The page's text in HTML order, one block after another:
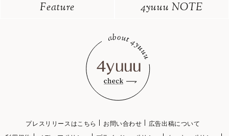
Feature
4yuuu NOTE
プレスリリースはこちら お問い合わせ
広告出稿について